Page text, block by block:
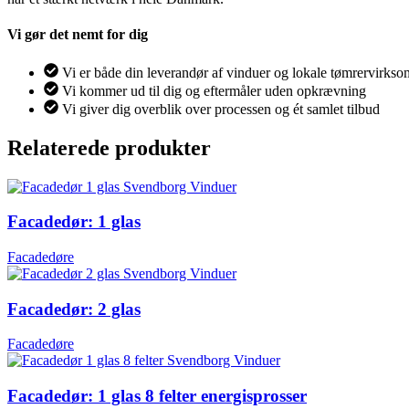
Vi gør det nemt for dig
Vi er både din leverandør af vinduer og lokale
Vi kommer ud til dig og eftermåler uden opkrævning
Vi giver dig overblik over processen og ét samlet tilbud
Relaterede produkter
Facadedør: 1 glas
Facadedøre
Facadedør: 2 glas
Facadedøre
Facadedør: 1 glas 8 felter energisprosser